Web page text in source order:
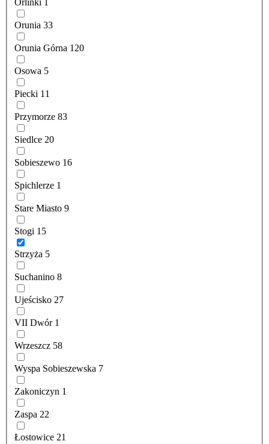
Orlinki
Orunia 33
Orunia Górna 120
Osowa 5
Piecki 11
Przymorze 83
Siedlce 20
Sobieszewo 16
Spichlerze 1
Stare Miasto 9
Stogi 15
Strzyża 5
Suchanino 8
Ujeścisko 27
VII Dwór 1
Wrzeszcz 58
Wyspa Sobieszewska 7
Zakoniczyn 1
Zaspa 22
Łostowice 21